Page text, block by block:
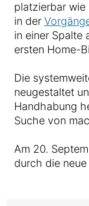
platzierbar wie
in der
in einer Spalte
ersten Home-
Die
neugestaltet
Handhabung
Suche von
Am 20.
durch die neue